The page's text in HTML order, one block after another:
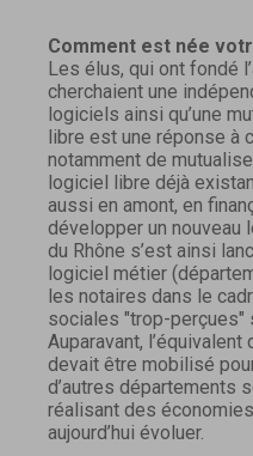
Comment est née
Les élus, qui ont fondé
cherchaient une
logiciels ainsi qu’une
libre est une réponse à
notamment de
logiciel libre déjà
aussi en amont, en
développer un nouveau
du Rhône s’est ainsi
logiciel métier
les notaires dans le
sociales "trop-perçues"
Auparavant,
devait être mobilisé
d’autres départements
réalisant des
aujourd’hui évoluer.